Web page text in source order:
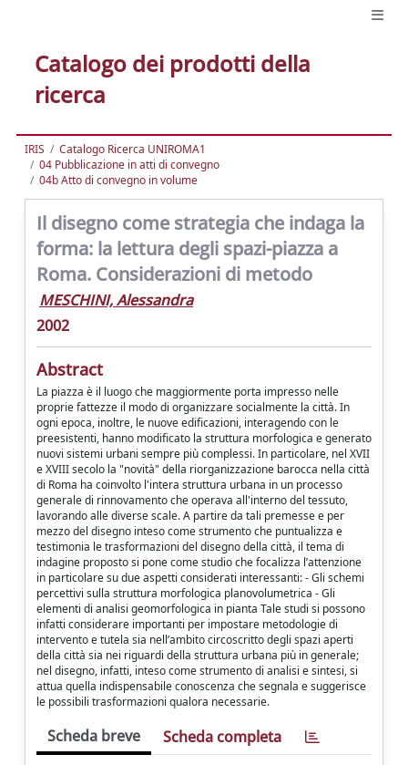
Catalogo dei prodotti della
ricerca
IRIS
Catalogo Ricerca UNIROMA1
04 Pubblicazione in atti di convegno
04b Atto di convegno in volume
Il disegno come strategia che indaga la
forma: la lettura degli spazi-piazza a
Roma. Considerazioni di metodo
MESCHINI, Alessandra
2002
Abstract
La piazza è il luogo che maggiormente porta impresso nelle
proprie fattezze il modo di organizzare socialmente la città. In
ogni epoca, inoltre, le nuove edificazioni, interagendo con le
preesistenti, hanno modificato la struttura morfologica e generato
nuovi sistemi urbani sempre più complessi. In particolare, nel XVII
e XVIII secolo la "novità" della riorganizzazione barocca nella città
di Roma ha coinvolto l'intera struttura urbana in un processo
generale di rinnovamento che operava all'interno del tessuto,
lavorando alle diverse scale. A partire da tali premesse e per
mezzo del disegno inteso come strumento che puntualizza e
testimonia le trasformazioni del disegno della città, il tema di
indagine proposto si pone come studio che focalizza l’attenzione
in particolare su due aspetti considerati interessanti: - Gli schemi
percettivi sulla struttura morfologica planovolumetrica - Gli
elementi di analisi geomorfologica in pianta Tale studi si possono
infatti considerare importanti per impostare metodologie di
intervento e tutela sia nell’ambito circoscritto degli spazi aperti
della città sia nei riguardi della struttura urbana più in generale;
nel disegno, infatti, inteso come strumento di analisi e sintesi, si
attua quella indispensabile conoscenza che segnala e suggerisce
le possibili trasformazioni qualora necessarie.
Scheda breve Scheda completa